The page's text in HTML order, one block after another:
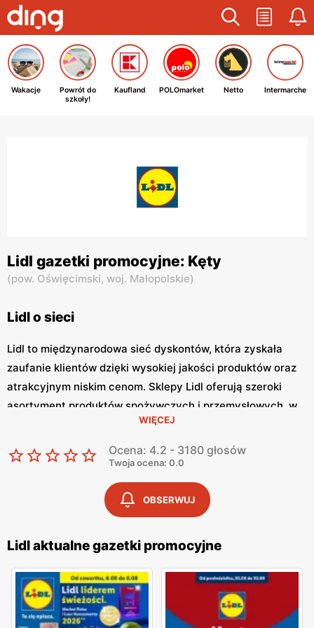
Wakacje
Powrót do
szkoły!
Kaufland POLOmarket Netto Intermarche
Lidl gazetki promocyjne: Kęty
(pow. Oświęcimski, woj. Małopolskie)
Lidl o sieci
Lidl to międzynarodowa sieć dyskontów, która zyskała
zaufanie klientów dzięki wysokiej jakości produktów oraz
atrakcyjnym niskim cenom. Sklepy Lidl oferują szeroki
asortyment produktów spożywczych i przemysłowych, w
tym świeże owoce i warzywa, pieczywo, nabiał, mięso oraz
artykuły codziennego użytku. Klienci cenią sobie bogaty
wybór oraz częste promocje, które umożliwiają
oszczędności na zakupach. Jednym z kluczowych
elementów strategii marketingowej Lidl jest
, która ukazuje się regularnie.
promocyjna Lidl
prezentuje najnowsze promocje,
specjalne oferty oraz sezonowe wyprzedaże, dzięki czemu
klienci mogą planować swoje zakupy i korzystać z
wyjątkowych okazji cenowych.
Aktualna gazetka Lidl
dostępna jest zarówno w formie papierowej w sklepach,
WIĘCEJ
Ocena: 4.2 - 3180 głosów
Twoja ocena: 0.0
OBSERWUJ
Lidl aktualne gazetki promocyjne